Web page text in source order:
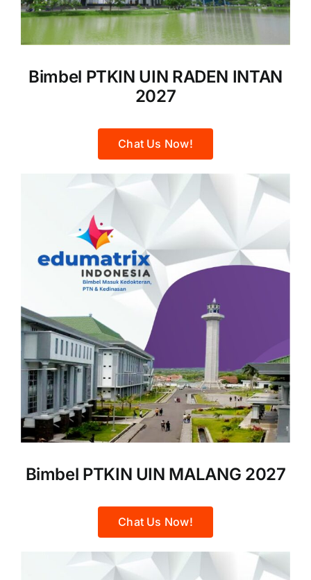
Bimbel PTKIN UIN RADEN INTAN
2027
Chat Us Now!
Bimbel PTKIN UIN MALANG 2027
Chat Us Now!